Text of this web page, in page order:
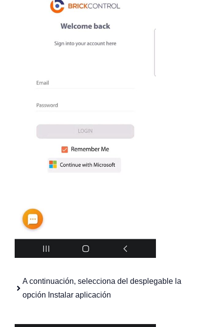
A continuación, selecciona del desplegable la
opción Instalar aplicación